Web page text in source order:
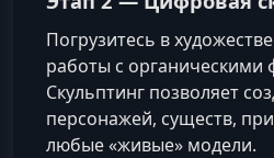
Погрузитесь в
работы с
Скульптинг позволяет
персонажей, существ,
любые «живые» модели.